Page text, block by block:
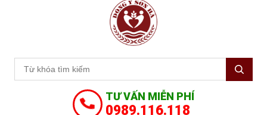
TƯ VẤN MIỄN PHÍ
0989.116.118